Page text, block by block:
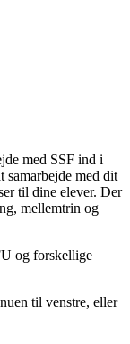
med SSF ind i
samarbejde med dit
til dine elever. Der
mellemtrin og
og forskellige
til venstre, eller